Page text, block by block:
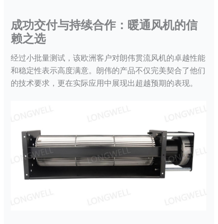
成功交付与持续合作： 暖通风机的信
赖之选
经过小批量测试，该欧洲客户对朗伟贯流风机的卓越性能
和稳定性表示高度满意。朗伟的产品不仅完美契合了他们
的技术要求，更在实际应用中展现出超越预期的表现。